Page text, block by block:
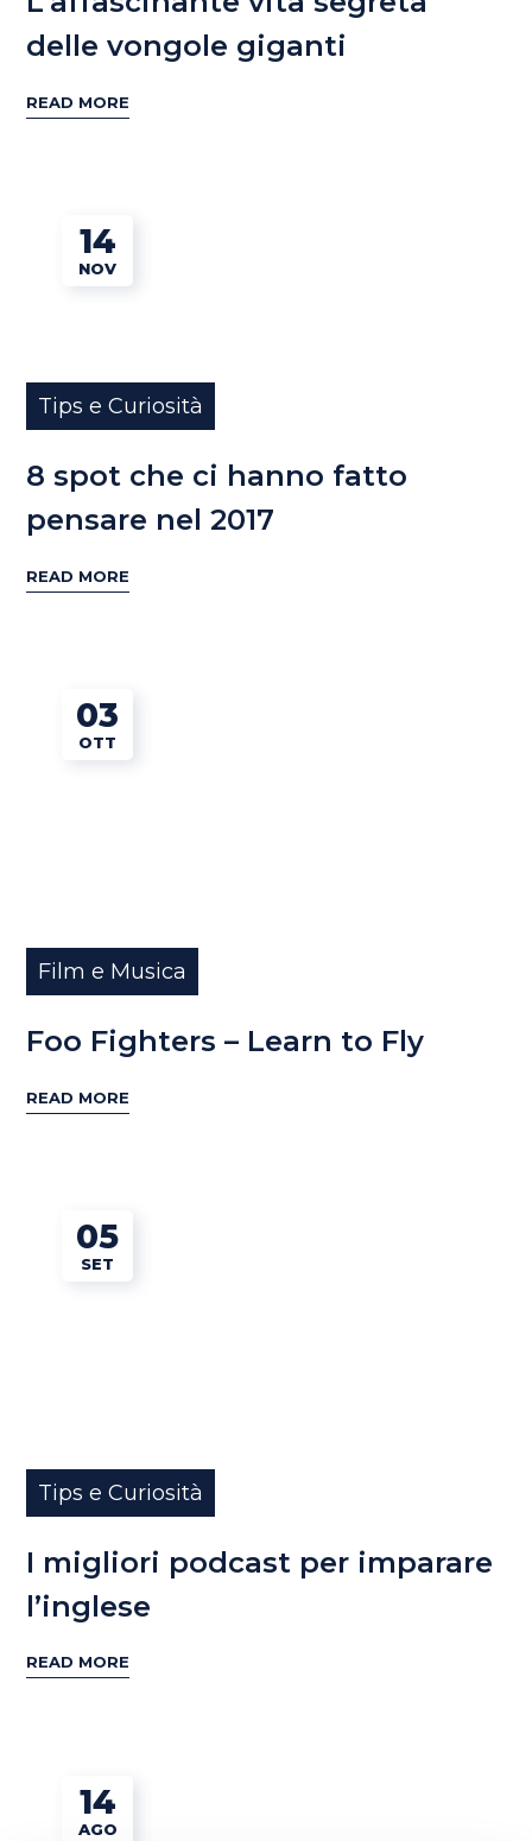
delle vongole giganti
READ MORE
14
NOV
Tips e Curiosità
8 spot che ci hanno fatto
pensare nel 2017
READ MORE
03
OTT
Film e Musica
Foo Fighters – Learn to Fly
READ MORE
05
SET
Tips e Curiosità
I migliori podcast per imparare
l’inglese
READ MORE
14
AGO